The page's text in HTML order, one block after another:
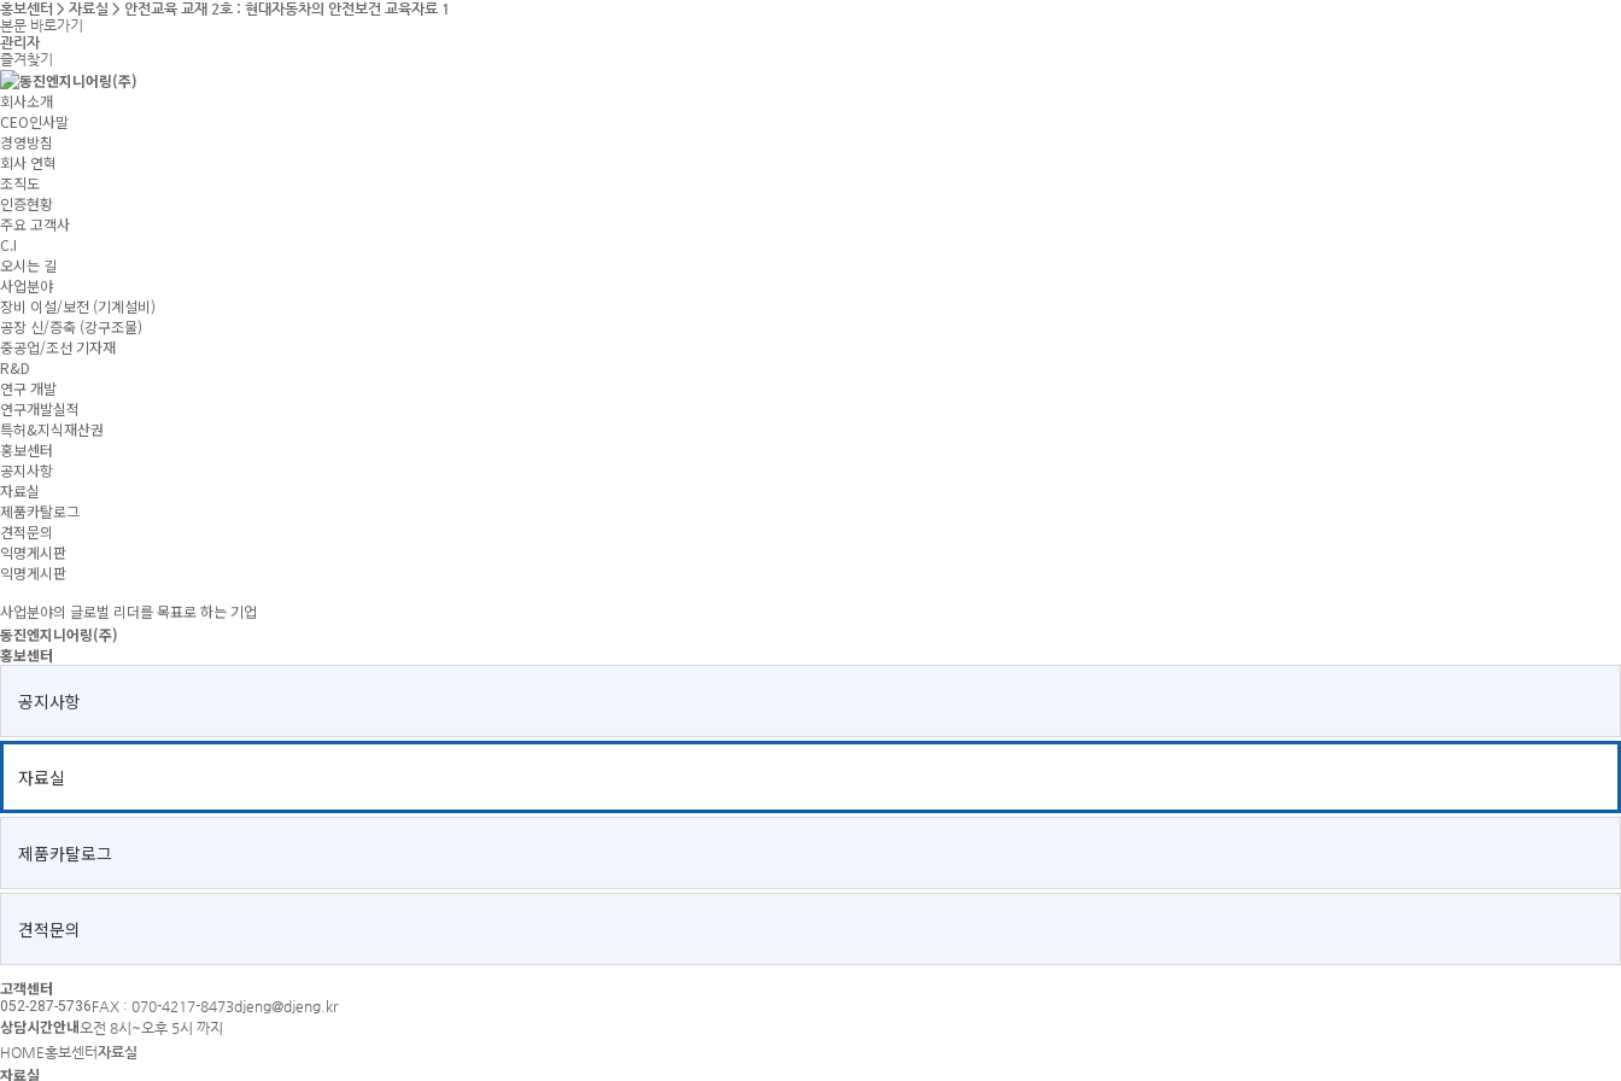
홍보센터 > 자료실 > 안전교육 교재 2호 : 현대자동차의 안전보건 교육자료 1
본문 바로가기
관리자
즐겨찾기
회사소개
CEO인사말
경영방침
회사 연혁
조직도
인증현황
주요 고객사
C.I
오시는 길
사업분야
장비 이설/보전 (기계설비)
공장 신/증축 (강구조물)
중공업/조선 기자재
R&D
연구 개발
연구개발실적
특허&지식재산권
홍보센터
공지사항
자료실
제품카탈로그
견적문의
익명게시판
익명게시판
사업분야의 글로벌 리더를 목표로 하는 기업
동진엔지니어링(주)
홍보센터
공지사항
자료실
제품카탈로그
견적문의
고객센터
052-287-5736FAX : 070-4217-8473djeng@djeng.kr
상담시간안내오전 8시~오후 5시 까지
HOME홍보센터자료실
자료실